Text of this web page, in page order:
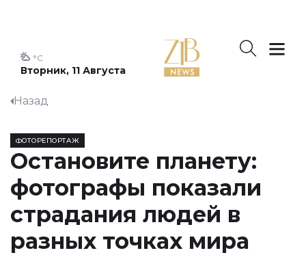
Вторник, 11 Августа
°C
Назад
ФОТОРЕПОРТАЖ
Остановите планету:
фотографы показали
страдания людей в
разных точках мира